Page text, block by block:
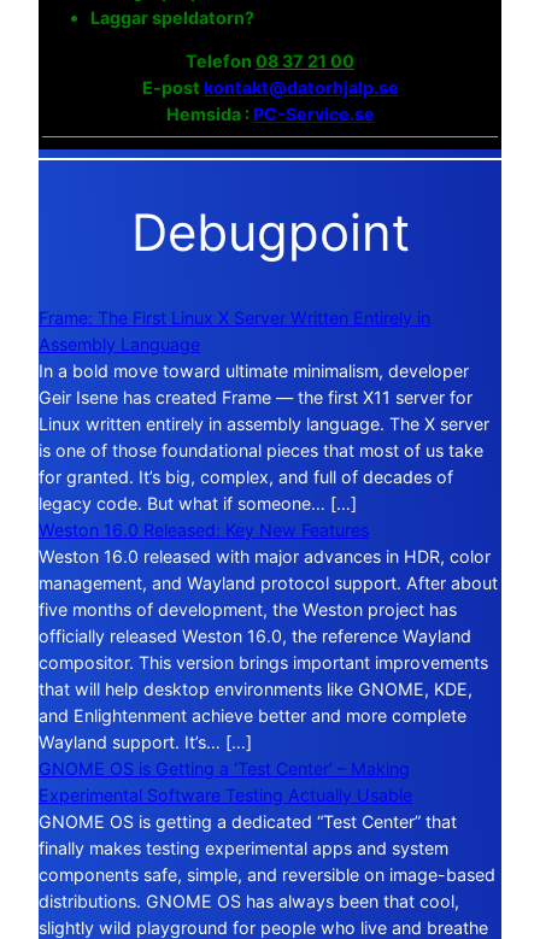
Laggar speldatorn?
Telefon 08 37 21 00
E-post kontakt@datorhjalp.se
Hemsida :PC-Service.se
Debugpoint
Frame: The First Linux X Server Written Entirely in
Assembly Language
In a bold move toward ultimate minimalism, developer
Geir Isene has created Frame — the first X11 server for
Linux written entirely in assembly language. The X server
is one of those foundational pieces that most of us take
for granted. It’s big, complex, and full of decades of
legacy code. But what if someone… […]
Weston 16.0 Released: Key New Features
Weston 16.0 released with major advances in HDR, color
management, and Wayland protocol support. After about
five months of development, the Weston project has
officially released Weston 16.0, the reference Wayland
compositor. This version brings important improvements
that will help desktop environments like GNOME, KDE,
and Enlightenment achieve better and more complete
Wayland support. It’s… […]
GNOME OS is Getting a ‘Test Center’ – Making
Experimental Software Testing Actually Usable
GNOME OS is getting a dedicated “Test Center” that
finally makes testing experimental apps and system
components safe, simple, and reversible on image-based
distributions. GNOME OS has always been that cool,
slightly wild playground for people who live and breathe